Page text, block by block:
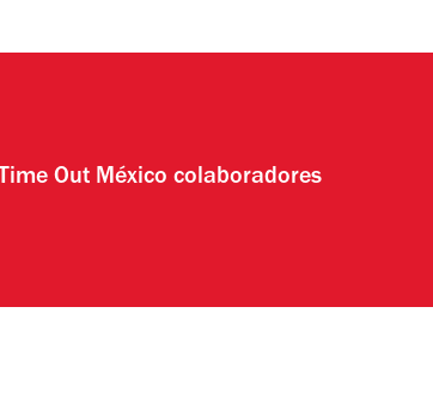
Time Out México colaboradores